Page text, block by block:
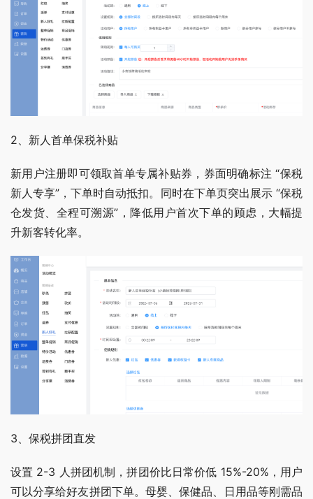
2、新人首单保税补贴
新用户注册即可领取首单专属补贴券，券面明确标注 “保税
新人专享”，下单时自动抵扣。同时在下单页突出展示 “保税
仓发货、全程可溯源”，降低用户首次下单的顾虑，大幅提
升新客转化率。
3、保税拼团直发
设置 2-3 人拼团机制，拼团价比日常价低 15%-20%，用户
可以分享给好友拼团下单。母婴、保健品、日用品等刚需品